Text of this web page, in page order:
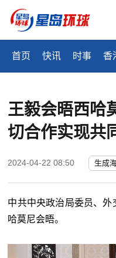
首页 快讯 时事 香
王毅会晤西哈
切合作实现共
2024-04-22 08:50 生成
中共中央政治局委员、
哈莫尼会晤。